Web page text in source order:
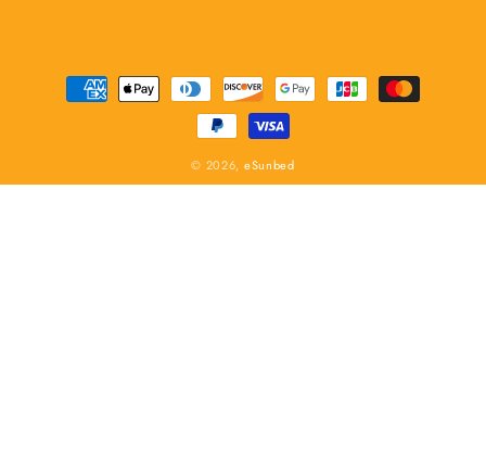
Zahlungsmethoden
© 2026, eSunbed